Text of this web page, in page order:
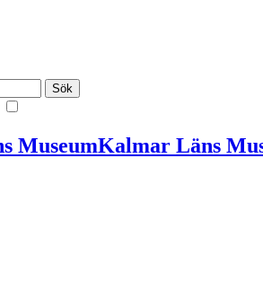
Sök
Kalmar Läns